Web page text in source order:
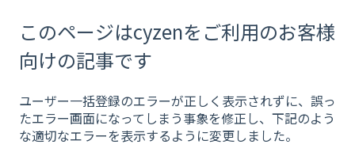
このページはcyzenをご利用のお客様
向けの記事です
ユーザー一括登録のエラーが正しく表示されずに、誤っ
たエラー画面になってしまう事象を修正し、下記のよう
な適切なエラーを表示するように変更しました。